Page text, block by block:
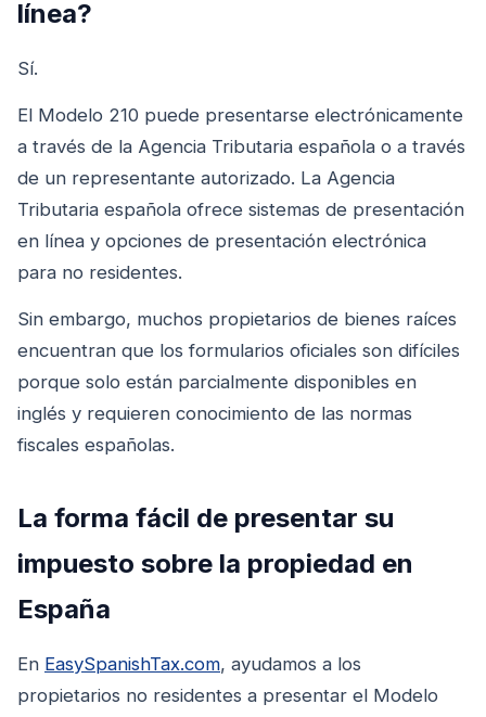
línea?
Sí.
El Modelo 210 puede presentarse electrónicamente
a través de la Agencia Tributaria española o a través
de un representante autorizado. La Agencia
Tributaria española ofrece sistemas de presentación
en línea y opciones de presentación electrónica
para no residentes.
Sin embargo, muchos propietarios de bienes raíces
encuentran que los formularios oficiales son difíciles
porque solo están parcialmente disponibles en
inglés y requieren conocimiento de las normas
fiscales españolas.
La forma fácil de presentar su
impuesto sobre la propiedad en
España
En EasySpanishTax.com, ayudamos a los
propietarios no residentes a presentar el Modelo